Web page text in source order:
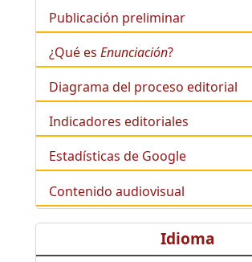
Publicación preliminar
¿Qué es Enunciación?
Diagrama del proceso editorial
Indicadores editoriales
Estadísticas de Google
Contenido audiovisual
Idioma